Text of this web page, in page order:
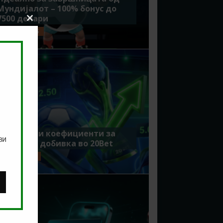
– 100% бонус до
денари
ЈУЛИ 15, 2026
Зголемени коефициенти за
добивка во 20Bet
Close
this